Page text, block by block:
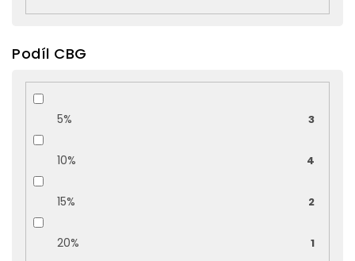
Podíl CBG
5% 3
10% 4
15% 2
20% 1